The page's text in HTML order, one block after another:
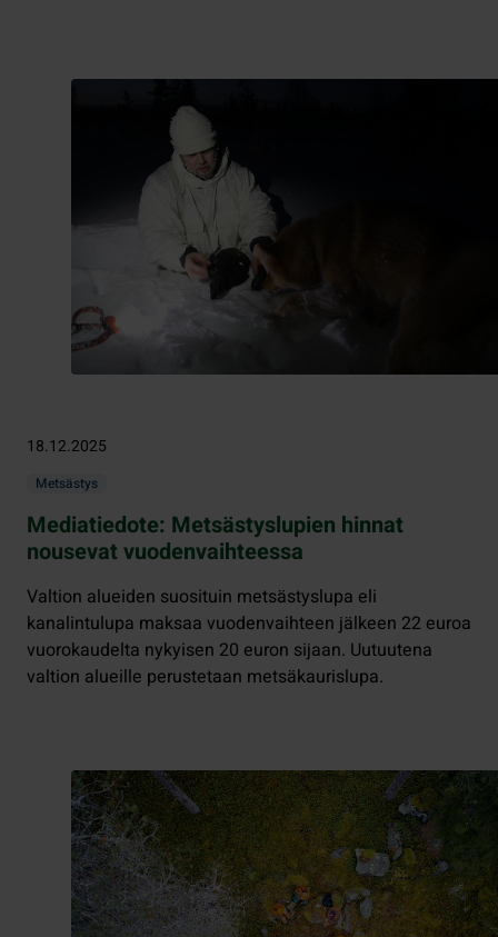
18.12.2025
Metsästys
Mediatiedote: Metsästyslupien hinnat
nousevat vuodenvaihteessa
Valtion alueiden suosituin metsästyslupa eli
kanalintulupa maksaa vuodenvaihteen jälkeen 22 euroa
vuorokaudelta nykyisen 20 euron sijaan. Uutuutena
valtion alueille perustetaan metsäkaurislupa.